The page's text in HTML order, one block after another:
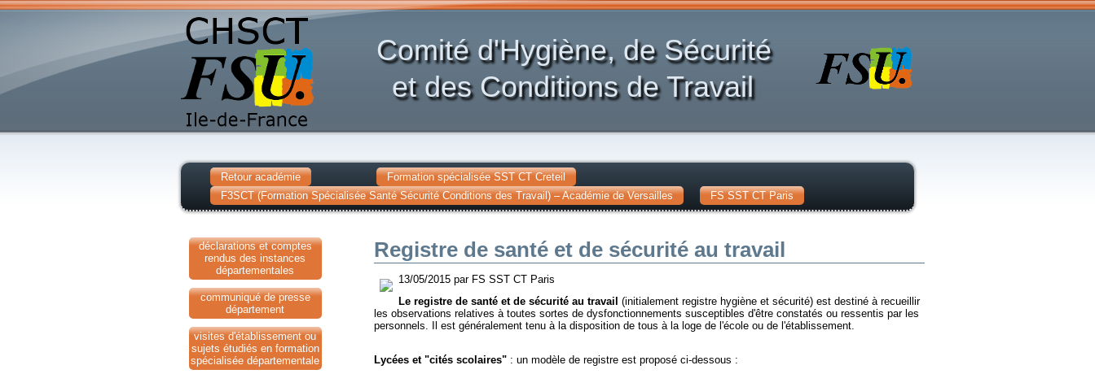
Comité d'Hygiène, de Sécurité
et des Conditions de Travail
Retour académie
Formation spécialisée SST CT Creteil
F3SCT (Formation Spécialisée Santé Sécurité Conditions des Travail) – Académie de Versailles
FS SST CT Paris
déclarations et comptes
rendus des instances
départementales
communiqué de presse
département
visites d'établissement ou
sujets étudiés en formation
spécialisée départementale
Registre de santé et de sécurité au travail
13/05/2015 par FS SST CT Paris
Le registre de santé et de sécurité au travail (initialement registre hygiène et sécurité) est destiné à recueillir
les observations relatives à toutes sortes de dysfonctionnements susceptibles d'être constatés ou ressentis par les
personnels. Il est généralement tenu à la disposition de tous à la loge de l'école ou de l'établissement.
Lycées et "cités scolaires" : un modèle de registre est proposé ci-dessous :